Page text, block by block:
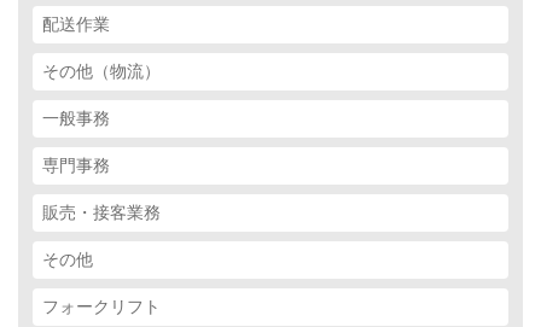
配送作業
その他（物流）
一般事務
専門事務
販売・接客業務
その他
フォークリフト